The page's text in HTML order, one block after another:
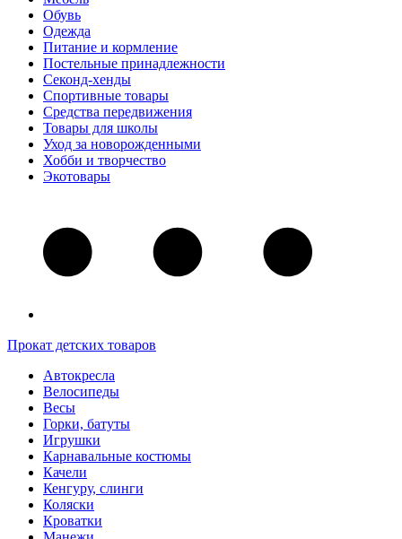
Обувь
Одежда
Питание и кормление
Постельные принадлежности
Секонд-хенды
Спортивные товары
Средства передвижения
Товары для школы
Уход за новорожденными
Хобби и творчество
Экотовары
Прокат детских товаров
Автокресла
Велосипеды
Весы
Горки, батуты
Игрушки
Карнавальные костюмы
Качели
Кенгуру, слинги
Коляски
Кроватки